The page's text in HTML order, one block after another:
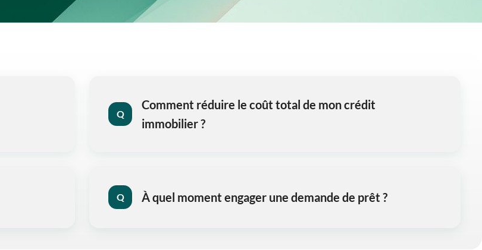
Q
Comment réduire le coût total de mon crédit
immobilier ?
Q À quel moment engager une demande de prêt ?